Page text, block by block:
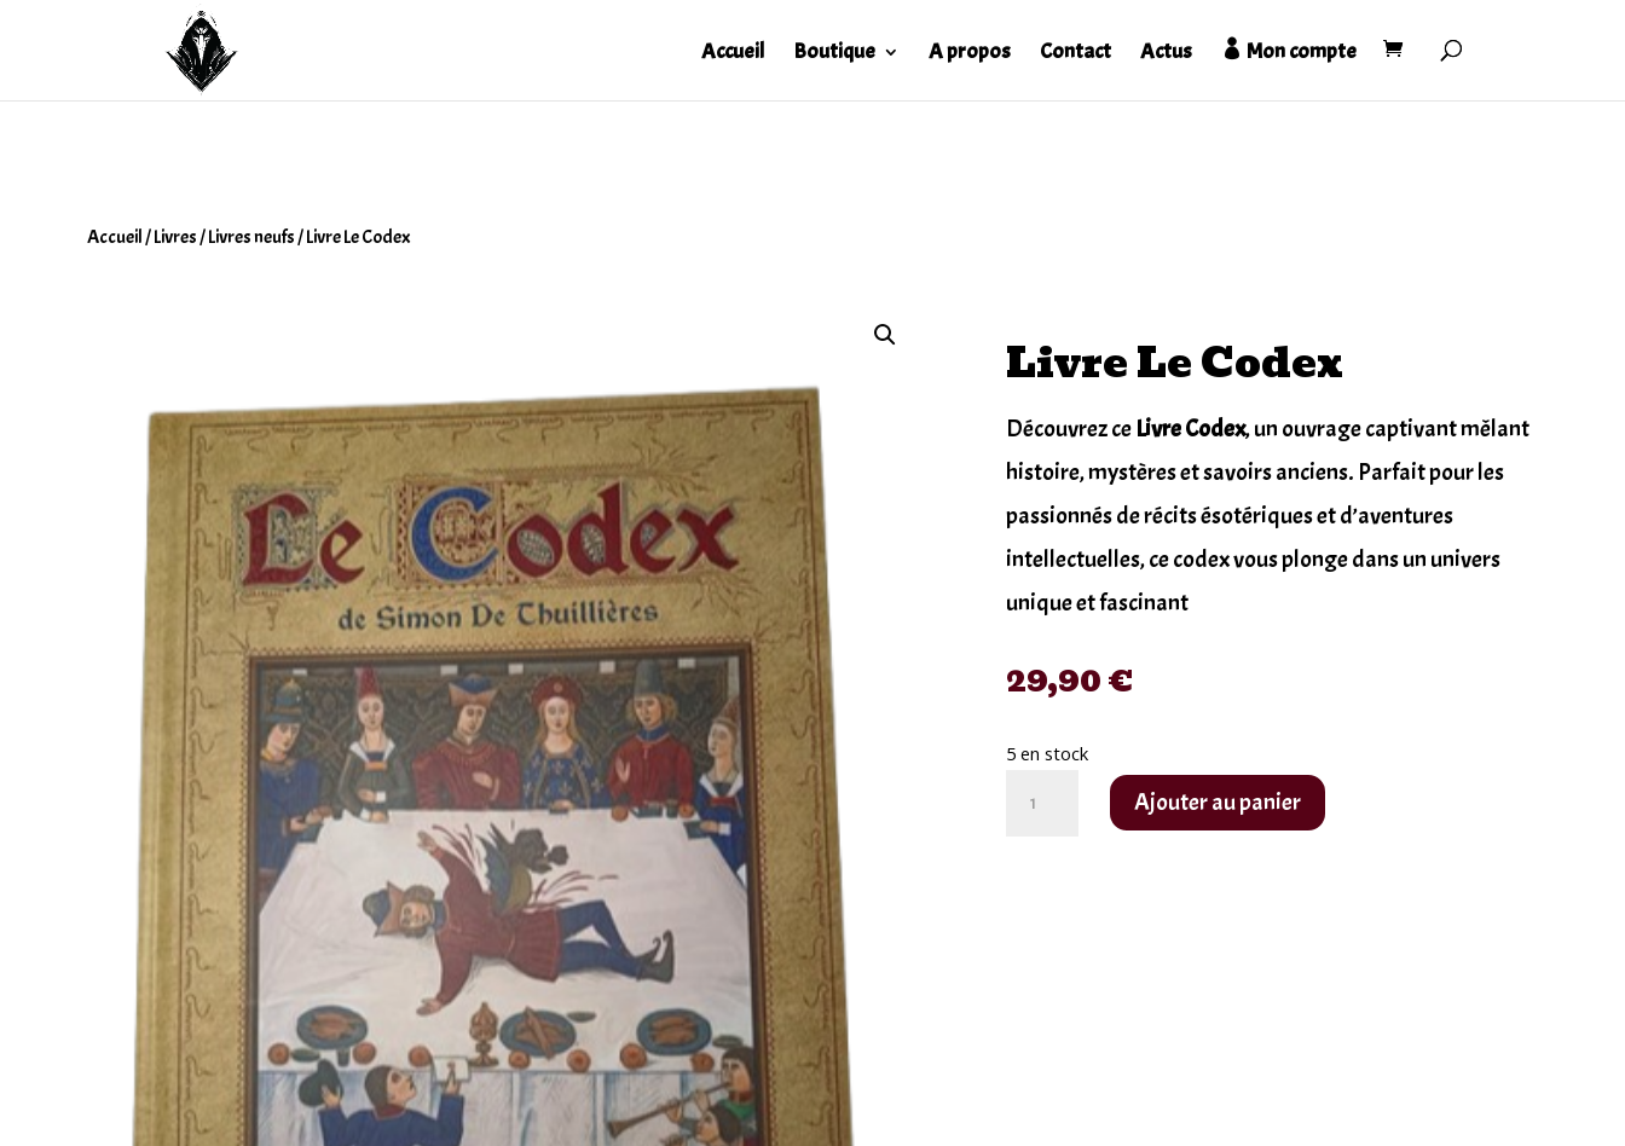
Accueil Boutique A propos Contact Actus Mon compte
Accueil/Livres/Livres neufs/ Livre Le Codex
Livre Le Codex
Découvrez ce Livre Codex, un ouvrage captivant mêlant
histoire, mystères et savoirs anciens. Parfait pour les
passionnés de récits ésotériques et d’aventures
intellectuelles, ce codex vous plonge dans un univers
unique et fascinant
29,90€
5 en stock
Ajouter au panier